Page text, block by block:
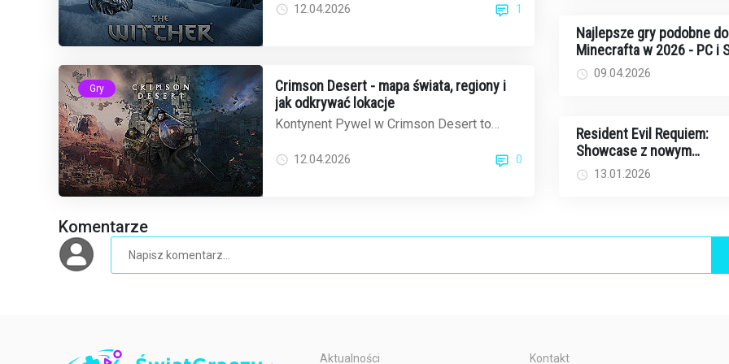
to obraz gry p...
12.04.2026 1
Gry
Crimson Desert - mapa świata, regiony i
jak odkrywać lokacje
Kontynent Pywel w Crimson Desert to
100 kilometrów kwad...
12.04.2026 0
Najlepsze gry podobne do
Minecrafta w 2026 - PC i
09.04.2026
Resident Evil Requiem:
Showcase z nowym
gameplayem już w tym
- kiedy i gdzie oglądać?
13.01.2026
Komentarze
Aktualności Kontakt